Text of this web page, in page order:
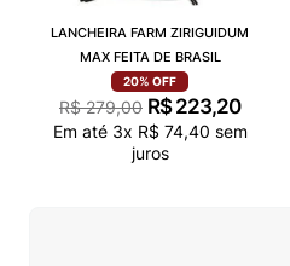
LANCHEIRA FARM ZIRIGUIDUM
MAX FEITA DE BRASIL
20% OFF
R$ 279,00 R$ 223,20
Em até 3x R$ 74,40 sem
juros